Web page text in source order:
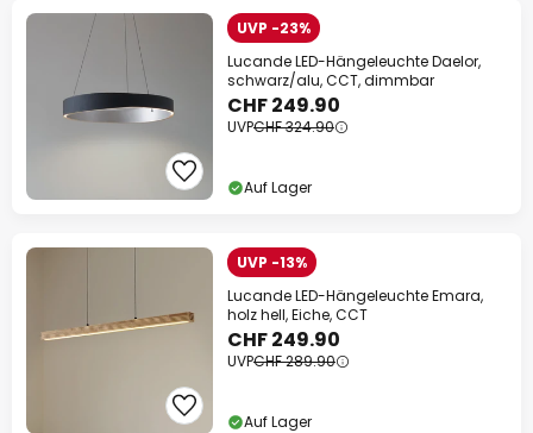
UVP -23%
Lucande LED-Hängeleuchte Daelor,
schwarz/alu, CCT, dimmbar
CHF 249.90
UVPCHF 324.90
Auf Lager
UVP -13%
Lucande LED-Hängeleuchte Emara,
holz hell, Eiche, CCT
CHF 249.90
UVPCHF 289.90
Auf Lager